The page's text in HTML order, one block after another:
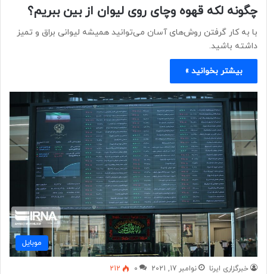
چگونه لکه قهوه وچای روی لیوان از بین ببریم؟
با به کار گرفتن روش‌های آسان می‌توانید همیشه لیوانی براق و تمیز
داشته باشید.
بیشتر بخوانید »
موبايل
خبرگزاری ایرنا نوامبر 17, 2021 0
212